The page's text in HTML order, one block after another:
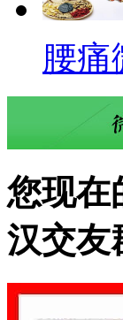
腰痛
您现在
汉交友